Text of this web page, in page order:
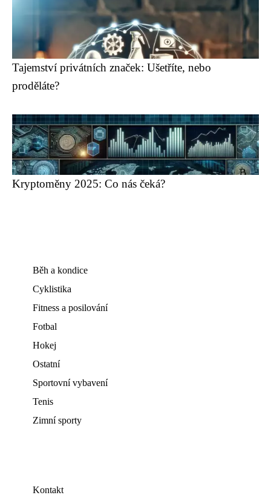
Tajemství privátních značek: Ušetříte, nebo
proděláte?
Kryptoměny 2025: Co nás čeká?
Běh a kondice
Cyklistika
Fitness a posilování
Fotbal
Hokej
Ostatní
Sportovní vybavení
Tenis
Zimní sporty
Kontakt